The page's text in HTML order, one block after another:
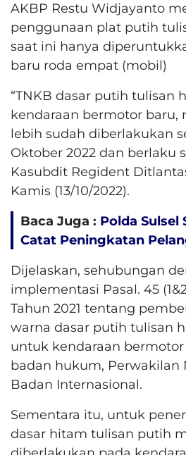
AKBP Restu Widjayanto
penggunaan plat putih
saat ini hanya
baru roda empat (mobil)
“TNKB dasar putih tulisan
kendaraan bermotor baru,
lebih sudah diberlakukan
Oktober 2022 dan berlaku
Kasubdit Regident
Kamis (13/10/2022).
Baca Juga : Polda Sulsel
Catat Peningkatan
Dijelaskan, sehubungan
implementasi Pasal. 45
Tahun 2021 tentang
warna dasar putih tulisan
untuk kendaraan bermotor
badan hukum, Perwakilan
Badan Internasional.
Sementara itu, untuk
dasar hitam tulisan putih